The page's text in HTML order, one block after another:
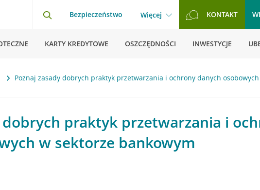
Bezpieczeństwo Więcej KONTAKT
KARTY KREDYTOWE OSZCZĘDNOŚCI INWESTYCJE
Poznaj zasady dobrych praktyk przetwarzania i ochrony danych
dobrych praktyk przetwarzania i
w sektorze bankowym